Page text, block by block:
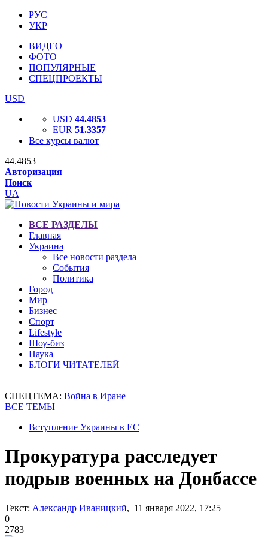
РУС
УКР
ВИДЕО
ФОТО
ПОПУЛЯРНЫЕ
СПЕЦПРОЕКТЫ
USD
USD 44.4853
EUR 51.3357
Все курсы валют
44.4853
Авторизация
Поиск
UA
ВСЕ РАЗДЕЛЫ
Главная
Украина
Все новости раздела
События
Политика
Город
Мир
Бизнес
Спорт
Lifestyle
Шоу-биз
Наука
БЛОГИ ЧИТАТЕЛЕЙ
СПЕЦТЕМА: Война в Иране
ВСЕ ТЕМЫ
Вступление Украины в ЕС
Прокуратура расследует
подрыв военных на Донбассе
Текст: Александр Иваницкий, 11 января 2022, 17:25
0
2783